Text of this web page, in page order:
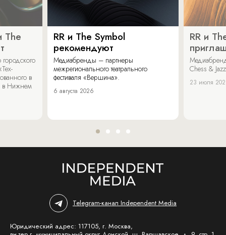
The
в
в Нижнем
RR и The Symbol
рекомендуют
Медиабренды – партнеры
межрегионального театрального
фестиваля «Вершина».
6 августа 2026
RR и
Chess &
23 июля
Telegram-канал Independent Media
Юридический адрес: 117105, г. Москва,